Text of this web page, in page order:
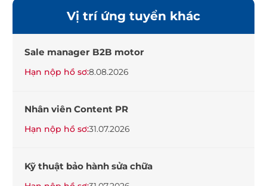
Vị trí ứng tuyển khác
Sale manager B2B motor
Hạn nộp hồ sơ:8.08.2026
Nhân viên Content PR
Hạn nộp hồ sơ:31.07.2026
Kỹ thuật bảo hành sửa chữa